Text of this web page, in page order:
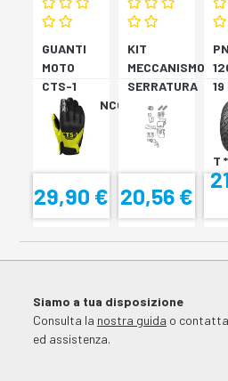
GUANTI
MOTO
CTS-1
NERO/BIANCO
29,90 €
KIT
MECCANISMO
SERRATURA
SH33
SH34
20,56 €
19
T
Siamo a tua disposizione
Consulta la nostra guida o
ed assistenza.